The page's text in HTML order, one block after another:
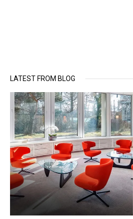
LATEST FROM BLOG